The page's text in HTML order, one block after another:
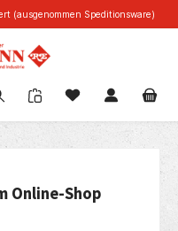
(ausgenommen Speditionsware)
Online-Shop